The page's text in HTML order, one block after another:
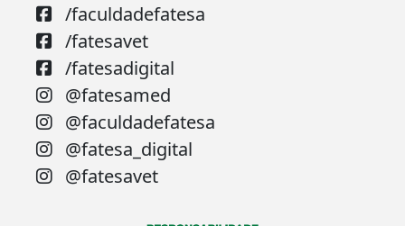
/faculdadefatesa
/fatesavet
/fatesadigital
@fatesamed
@faculdadefatesa
@fatesa_digital
@fatesavet